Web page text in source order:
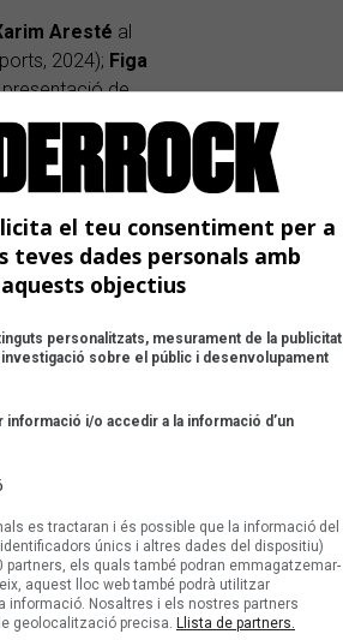
Aresté al
2024); Figa
de
concert de
al Teatre
Independència,
d'Els Amics de
Principal (20h
2024) a
garrotxins
de
31 FAM
el teu consentiment per a
teves dades personals amb
aquests objectius
personalitzats, mesurament de la publicitat
sobre el públic i desenvolupament
informació i/o accedir a la informació d’un
es tractaran i és possible que la informació del
únics i altres dades del dispositiu)
partners, els quals també podran emmagatzemar-
aquest lloc web també podrà utilitzar
informació. Nosaltres i els nostres partners
geolocalització precisa. Llista de partners.